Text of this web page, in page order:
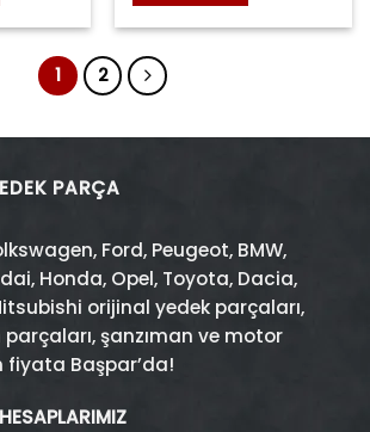
1 2
PARÇA
, Ford, Peugeot, BMW,
, Honda, Opel, Toyota, Dacia,
orijinal yedek parçaları,
parçaları, şanzıman ve motor
fiyata Başpar’da!